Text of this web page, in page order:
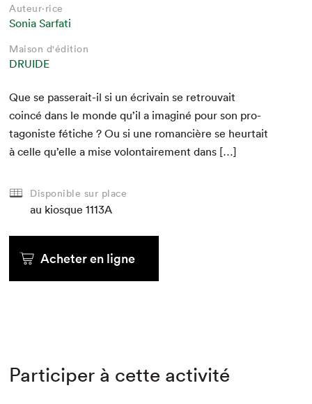
Auteur·rice
Sonia Sarfati
Maison d'édition
DRUIDE
Que se passerait-il si un écrivain se retrou­vait
coincé dans le monde qu’il a imag­iné pour son pro­
tag­o­niste fétiche ? Ou si une roman­cière se heur­tait
à celle qu’elle a mise volon­taire­ment dans […]
Disponible sur place
au kiosque 1113A
Acheter en ligne
Participer à cette activité